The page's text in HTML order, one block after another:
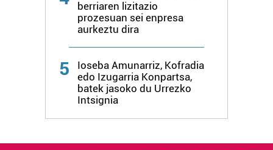
zure baimena Cookieen adierazpenean.
Webgune honek cookie propioak eta hirugarrenen cookie-
fitxategiak erabiltzen ditu. Zure esperientzia eta
zerbitzuak hobetzeko asmoz, cookie teknologiaz
baliatzen gara. Ohar hau onartuz gero, teknologia hori
erabiltzeko baimen esplizitua ematen diguzu.
berriaren lizitazio
prozesuan sei enpresa
aurkeztu dira
5
Ioseba Amunarriz, Kofradia
edo Izugarria Konpartsa,
batek jasoko du Urrezko
Intsignia